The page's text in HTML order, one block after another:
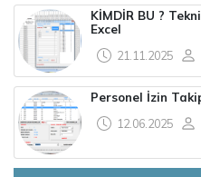
KİMDİR BU ?
Excel
21.11.2025
Personel İzin
12.06.2025